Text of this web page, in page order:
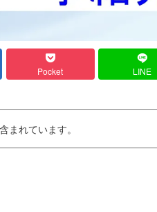
Pocket LINE
まれています。